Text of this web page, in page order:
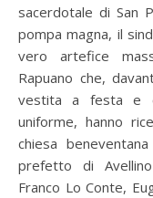
sacerdotale di San
pompa magna, il
vero artefice
Rapuano che,
vestita a festa e
uniforme, hanno
chiesa
prefetto di
Franco Lo Conte,